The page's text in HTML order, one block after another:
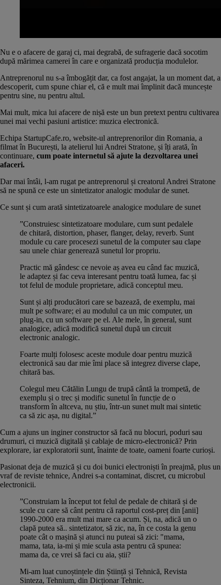
Nu e o afacere de garaj ci, mai degrabă, de sufragerie dacă socotim
după mărimea camerei în care e organizată producția modulelor.
Antreprenorul nu s-a îmbogățit dar, ca fost angajat, la un moment dat, a
descoperit, cum spune chiar el, că e mult mai împlinit dacă muncește
pentru sine, nu pentru altul.
Mai mult, mica lui afacere de nișă este un bun pretext pentru cultivarea
unei mai vechi pasiuni artistice: muzica electronică.
Echipa StartupCafe.ro, website-ul antreprenorilor din Romania, a
filmat în București, la atelierul lui Andrei Stratone, și îți arată, în
continuare, cum poate internetul să ajute la dezvoltarea unei
afaceri.
Dar mai întâi, l-am rugat pe antreprenorul și creatorul Andrei Stratone
să ne spună ce este un sintetizator analogic modular de sunet.
Ce sunt și cum arată sintetizatoarele analogice modulare de sunet
”Construiesc sintetizatoare modulare, cum sunt pedalele
de chitară, distortion, phaser, flanger, delay, reverb. Sunt
module cu care procesezi sunetul de la computer sau clape
sau unele chiar generează sunetul lor propriu.
Practic mă gândesc ce nevoie aș avea eu când fac muzică,
le adaptez și fac ceva interesant pentru toată lumea, fac și
tot felul de module proprietare, adică conceptul meu.
Sunt și alți producători care se bazează, de exemplu, mai
mult pe software; ei au modulul ca un mic computer, un
plug-in, cu un software pe el. Ale mele, în general, sunt
analogice, adică modifică sunetul după un circuit
electronic analogic.
Foarte mulți folosesc aceste module doar pentru muzică
electronică sau dar mie îmi place să integrez diverse clape,
chitară bas.
Colegul meu Cătălin Lungu de trupă cântă la trompetă, de
exemplu și o trec și modific sunetul în funcție de o
transform în altceva, nu știu, într-un sunet mult mai sintetic
ca să zic așa, nu digital.”
Cum a ajuns un inginer constructor să facă nu blocuri, poduri sau
drumuri, ci muzică digitală și cablaje de micro-electronică? Prin
explorare, iar exploratorii sunt, înainte de toate, oameni foarte curioși.
Pasionat deja de muzică și cu doi bunici electroniști în preajmă, plus un
vraf de reviste tehnice, Andrei s-a contaminat, discret, cu microbul
electronicii.
”Construiam la început tot felul de pedale de chitară și de
scule cu care să cânt pentru că raportul cost-preț din [anii]
1990-2000 era mult mai mare ca acum. Și, na, adică un o
clapă putea să.. sintetizator, să zic, na, în ce costa la genu
poate cât o mașină și atunci nu puteai să zici: "mama,
mama, tata, ia-mi și mie scula asta pentru că spunea:
mama da, ce vrei să faci cu aia, știi?
Mi-am luat cunoștințele din Știință și Tehnică, Revista
Sinteza, Tehnium, din Dicționar Tehnic.